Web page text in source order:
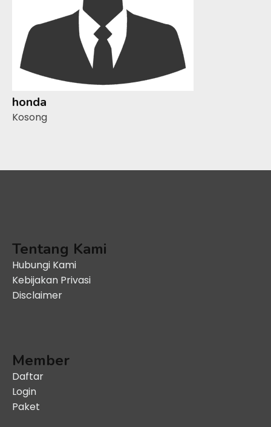
honda
Kosong
Tentang Kami
Hubungi Kami
Kebijakan Privasi
Disclaimer
Member
Daftar
Login
Paket